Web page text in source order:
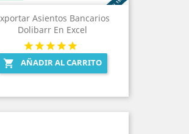
Asientos Bancarios
Dolibarr En Excel
 AÑADIR AL CARRITO